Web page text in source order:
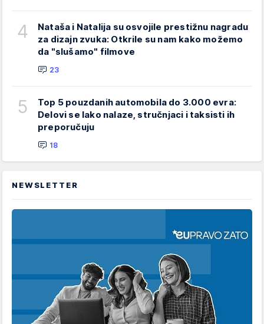
4
Nataša i Natalija su osvojile prestižnu nagradu
za dizajn zvuka: Otkrile su nam kako možemo
da "slušamo" filmove
23
5
Top 5 pouzdanih automobila do 3.000 evra:
Delovi se lako nalaze, stručnjaci i taksisti ih
preporučuju
18
NEWSLETTER